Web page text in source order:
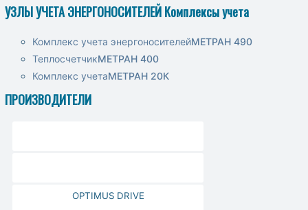
УЗЛЫ УЧЕТА ЭНЕРГОНОСИТЕЛЕЙ Комплексы учета
Комплекс учета энергоносителейМЕТРАН 490
ТеплосчетчикМЕТРАН 400
Комплекс учетаМЕТРАН 20К
ПРОИЗВОДИТЕЛИ
OPTIMUS DRIVE